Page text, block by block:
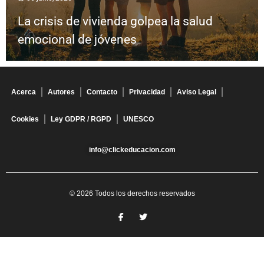
La crisis de vivienda golpea la salud
emocional de jóvenes
Acerca Autores Contacto Privacidad Aviso Legal
Cookies Ley GDPR / RGPD UNESCO
info@clickeducacion.com
© 2026 Todos los derechos reservados